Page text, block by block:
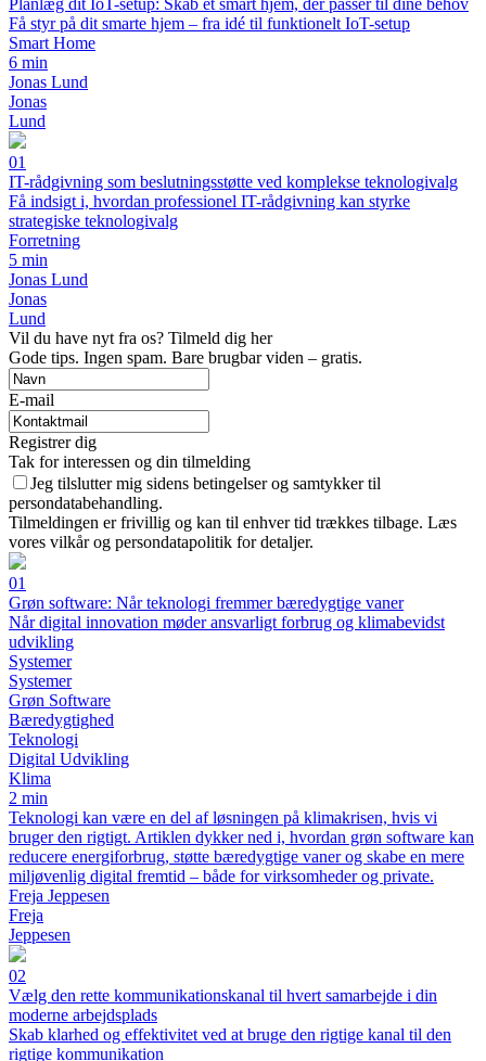
Planlæg dit IoT-setup: Skab et smart hjem, der passer til dine behov
Få styr på dit smarte hjem – fra idé til funktionelt IoT-setup
Smart Home
6 min
Jonas Lund
Jonas
Lund
01
IT-rådgivning som beslutningsstøtte ved komplekse teknologivalg
Få indsigt i, hvordan professionel IT-rådgivning kan styrke
strategiske teknologivalg
Forretning
5 min
Jonas Lund
Jonas
Lund
Vil du have nyt fra os? Tilmeld dig her
Gode tips. Ingen spam. Bare brugbar viden – gratis.
E-mail
Registrer dig
Tak for interessen og din tilmelding
Jeg tilslutter mig sidens betingelser og samtykker til
persondatabehandling.
Tilmeldingen er frivillig og kan til enhver tid trækkes tilbage. Læs
vores vilkår og persondatapolitik for detaljer.
01
Grøn software: Når teknologi fremmer bæredygtige vaner
Når digital innovation møder ansvarligt forbrug og klimabevidst
udvikling
Systemer
Systemer
Grøn Software
Bæredygtighed
Teknologi
Digital Udvikling
Klima
2 min
Teknologi kan være en del af løsningen på klimakrisen, hvis vi
bruger den rigtigt. Artiklen dykker ned i, hvordan grøn software kan
reducere energiforbrug, støtte bæredygtige vaner og skabe en mere
miljøvenlig digital fremtid – både for virksomheder og private.
Freja Jeppesen
Freja
Jeppesen
02
Vælg den rette kommunikationskanal til hvert samarbejde i din
moderne arbejdsplads
Skab klarhed og effektivitet ved at bruge den rigtige kanal til den
rigtige kommunikation